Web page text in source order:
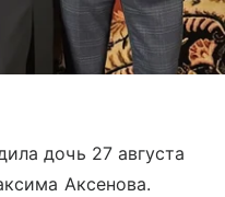
дочь 27 августа
Аксенова.